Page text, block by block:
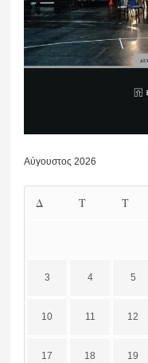
Αύγουστος 2026
Δ Τ Τ
3 4 5
10 11 12
17 18 19